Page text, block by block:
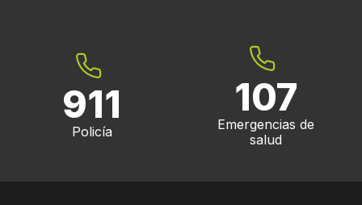
911
Policía
107
Emergencias de
salud